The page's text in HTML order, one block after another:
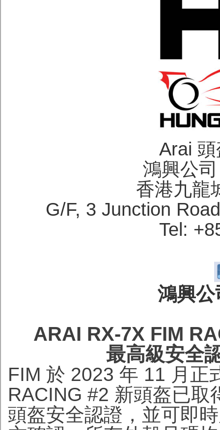
Arai
鴻興公
香港九龍
G/F, 3 Junction
Tel:
鴻興
ARAI RX-7X FIM
最高級安全
FIM 於 2023 年 11 月正
RACING #2 新頭盔已
頭盔安全認證，並可即